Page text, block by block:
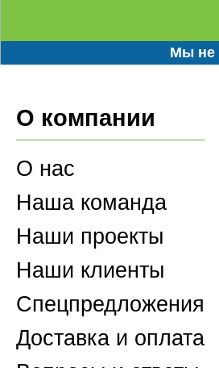
Мы не
О компании
О нас
Наша команда
Наши проекты
Наши клиенты
Спецпредложения
Доставка и оплата